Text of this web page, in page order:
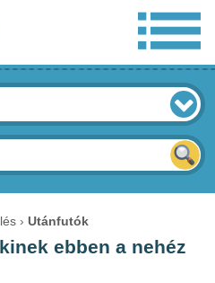
Utánfutók
ebben a nehéz